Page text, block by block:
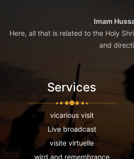
Imam
Here, all that is related to the Holy
and
Services
vicarious visit
Live broadcast
visite virtuelle
wird and remembrance